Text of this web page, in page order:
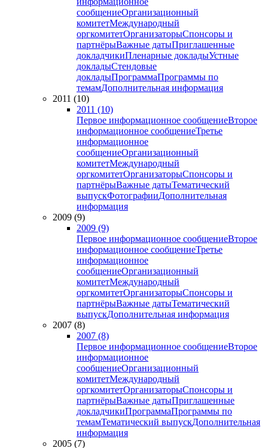
сообщениеОрганизационный
комитетМеждународный
оргкомитетОрганизаторыСпонсоры и
партнёрыВажные датыПриглашенные
докладчикиПленарные докладыУстные
докладыСтендовые
докладыПрограммаПрограммы по
темамДополнительная информация
2011 (10)
2011 (10)
Первое информационное сообщениеВторое
информационное сообщениеТретье
информационное
сообщениеОрганизационный
комитетМеждународный
оргкомитетОрганизаторыСпонсоры и
партнёрыВажные датыТематический
выпускФотографииДополнительная
информация
2009 (9)
2009 (9)
Первое информационное сообщениеВторое
информационное сообщениеТретье
информационное
сообщениеОрганизационный
комитетМеждународный
оргкомитетОрганизаторыСпонсоры и
партнёрыВажные датыТематический
выпускДополнительная информация
2007 (8)
2007 (8)
Первое информационное сообщениеВторое
информационное
сообщениеОрганизационный
комитетМеждународный
оргкомитетОрганизаторыСпонсоры и
партнёрыВажные датыПриглашенные
докладчикиПрограммаПрограммы по
темамТематический выпускДополнительная
информация
2005 (7)